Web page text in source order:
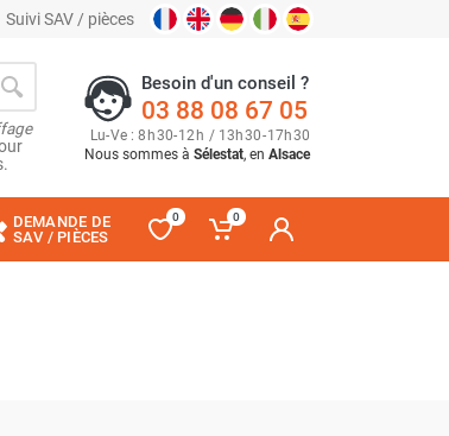
Suivi SAV / pièces
Besoin d'un conseil ?
03 88 08 67 05
Lu-Ve : 8h30-12h / 13h30-17h30
Nous sommes à Sélestat, en Alsace
DEMANDE DE
SAV / PIÈCES
0 0